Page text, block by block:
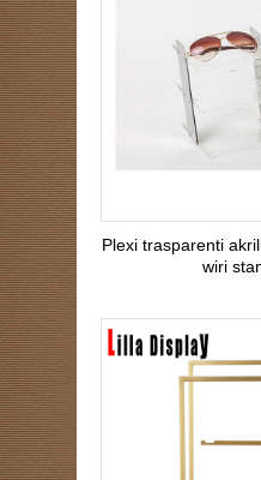
Plexi trasparenti
wiri